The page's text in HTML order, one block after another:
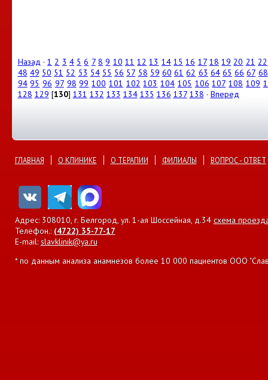
Назад ·1 2 3 4 5 6 7 8 9 10 11 12 13 14 15 16 17 18 19 20 21 22
48 49 50 51 52 53 54 55 56 57 58 59 60 61 62 63 64 65 66 67 68
94 95 96 97 98 99 100 101 102 103 104 105 106 107 108 109
128 129 [130] 131 132 133 134 135 136 137 138 · Вперед
ГЛАВНАЯ О КЛИНИКЕ О ТЕРАПИИ ФИЛИАЛЫ ВОПРОС - ОТВЕТ
Адрес: 308010, г. Белгород, ул. 1-ая Шоссейная, д.34 схема
Телефон.: (4722) 35-77-17
E-mail: slavklinik@ya.ru
* по данным анализа анамнезов более 10 000 пациентов ООО